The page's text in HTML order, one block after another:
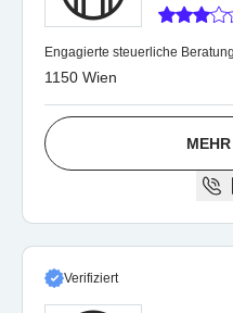
Engagierte steuerliche
1150 Wien
Verifiziert